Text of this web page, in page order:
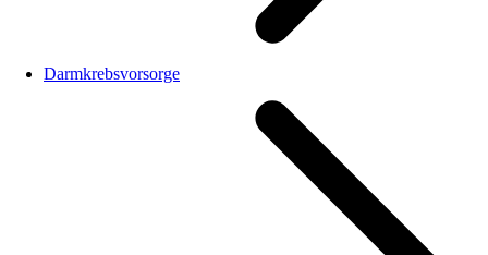
Darmkrebsvorsorge